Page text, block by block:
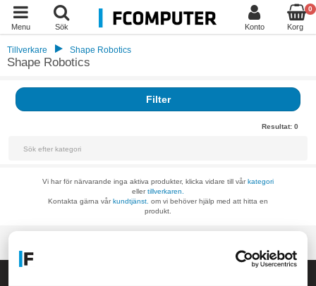
Menu Sök Konto
0
Korg
Tillverkare Shape Robotics
Shape Robotics
Filter
Resultat: 0
Vi har för närvarande inga aktiva produkter, klicka vidare till vårkategori
ellertillverkaren.
Kontakta gärna vårkundtjänst. om vi behöver hjälp med att hitta en
produkt.